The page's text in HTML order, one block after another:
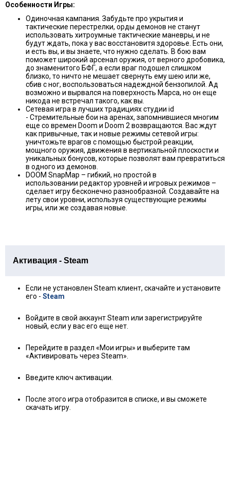
Особенности Игры:
Одиночная кампания. Забудьте про укрытия и
тактические перестрелки, орды демонов не станут
использовать хитроумные тактические маневры, и не
будут ждать, пока у вас восстановитя здоровье. Есть они,
и есть вы, и вы знаете, что нужно сделать. В бою вам
поможет широкий арсенал оружия, от верного дробовика,
до знаменитого БФГ, а если враг подошел слишком
близко, то ничто не мешает свернуть ему шею или же,
сбив с ног, воспользоваться надеждной бензопилой. Ад
возможно и вырвался на поверхность Марса, но он еще
никода не встречал такого, как вы.
Сетевая игра в лучших традициях студии id
- Стремительные бои на аренах, запомнившиеся многим
еще со времен Doom и Doom 2 возвращаются. Вас ждут
как привычные, так и новые режимы сетевой игры:
уничтожьте врагов с помощью быстрой реакции,
мощного оружия, движения в вертикальной плоскости и
уникальных бонусов, которые позволят вам превратиться
в одного из демонов.
DOOM SnapMap – гибкий, но простой в
использовании редактор уровней и игровых режимов –
сделает игру бесконечно разнообразной. Cоздавайте на
лету свои уровни, используя существующие режимы
игры, или же создавая новые.
Активация - Steam
Если не установлен Steam клиент, скачайте и установите
его - Steam
Войдите в свой аккаунт Steam или зарегистрируйте
новый, если у вас его еще нет.
Перейдите в раздел «Мои игры» и выберите там
«Активировать через Steam».
Введите ключ активации.
После этого игра отобразится в списке, и вы сможете
скачать игру.